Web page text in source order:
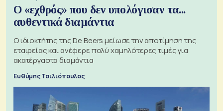
Ο «εχθρός» που δεν υπολόγισαν τα...
αυθεντικά διαμάντια
Ο ιδιοκτήτης της De Beers μείωσε την αποτίμηση της
εταιρείας και ανέφερε πολύ χαμηλότερες τιμές για
ακατέργαστα διαμάντια
Ευθύμης Τσιλιόπουλος